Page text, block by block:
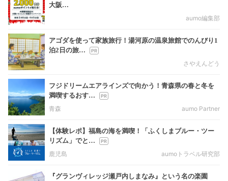
大阪…
aumo編集部
アゴダを使って家族旅行！湯河原の温泉旅館でのんびり1
泊2日の旅…
さやえんどう
フジドリームエアラインズで向かう！青森県の春と冬を
満喫するおす…
青森
aumo Partner
【体験レポ】福島の海を満喫！「ふくしまブルー・ツー
リズム」でと…
鹿児島
aumoトラベル研究部
『グランヴィレッジ瀬戸内しまなみ』という名の楽園